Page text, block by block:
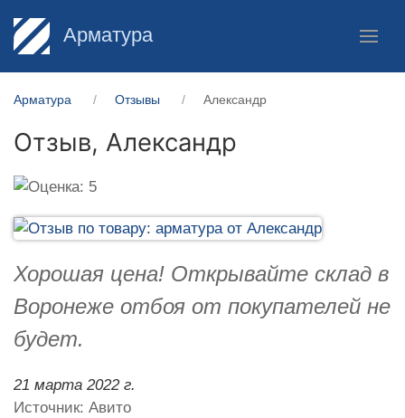
Арматура
Арматура Отзывы Александр
Отзыв, Александр
Хорошая цена! Открывайте склад в
Воронеже отбоя от покупателей не
будет.
21 марта 2022 г.
Источник: Авито